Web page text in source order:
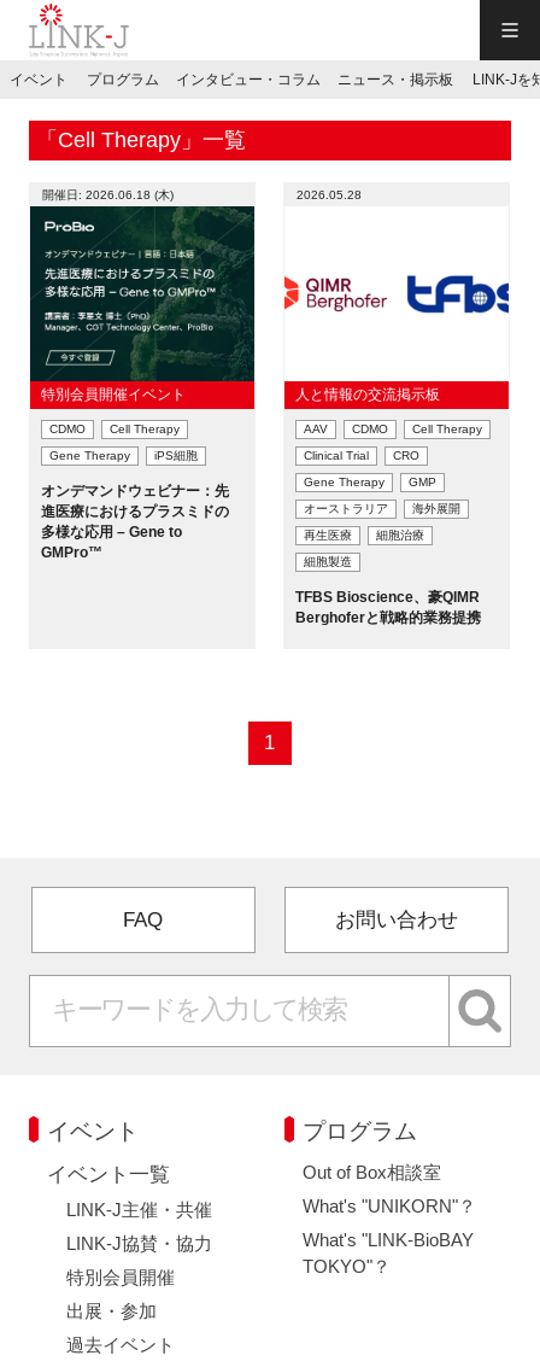
特別会員専用メニュー
施設ご予約
お問い合わせ
マイページ
イベントお知らせメール登録
イベント プログラム インタビュー・コラム ニュース・掲示板 LINK-Jを
「Cell Therapy」一覧
開催日: 2026.06.18 (木)
特別会員開催イベント
CDMO
Cell Therapy
Gene Therapy
iPS細胞
オンデマンドウェビナー：先
進医療におけるプラスミドの
多様な応用 – Gene to
GMPro™
2026.05.28
人と情報の交流掲示板
AAV CDMO
Cell Therapy
Clinical Trial
CRO
Gene Therapy
GMP
オーストラリア
海外展開
再生医療
細胞治療
細胞製造
TFBS Bioscience、豪QIMR
Berghoferと戦略的業務提携
1
FAQ お問い合わせ
イベント
イベント一覧
LINK-J主催・共催
LINK-J協賛・協力
特別会員開催
出展・参加
過去イベント
プログラム
Out of Box相談室
What's "UNIKORN"？
What's "LINK-BioBAY
TOKYO"？